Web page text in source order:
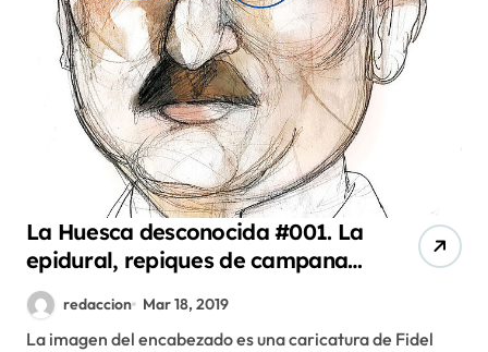
La Huesca desconocida #001. La
epidural, repiques de campanas
y esqueletos de animales
desconocidos
redaccion Mar 18, 2019
La imagen del encabezado es una caricatura de Fidel